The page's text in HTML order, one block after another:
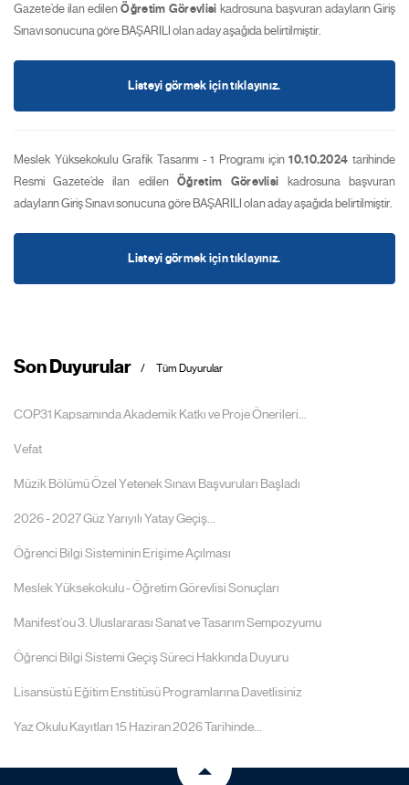
Gazete’de ilan edilen Öğretim Görevlisi kadrosuna başvuran adayların Giriş
Sınavı sonucuna göre BAŞARILI olan aday aşağıda belirtilmiştir.
Listeyi görmek için tıklayınız.
Meslek Yüksekokulu Grafik Tasarımı - 1 Programı için10.10.2024 tarihinde
Resmi Gazete’de ilan edilenÖğretim Görevlisi
kadrosuna başvuran
adayların Giriş Sınavı sonucuna göre BAŞARILI olan aday aşağıda belirtilmiştir.
Listeyi görmek için tıklayınız.
Son Duyurular Tüm Duyurular
COP31 Kapsamında Akademik Katkı ve Proje Önerileri...
Vefat
Müzik Bölümü Özel Yetenek Sınavı Başvuruları Başladı
2026 - 2027 Güz Yarıyılı Yatay Geçiş...
Öğrenci Bilgi Sisteminin Erişime Açılması
Meslek Yüksekokulu - Öğretim Görevlisi Sonuçları
Manifest’ou 3. Uluslararası Sanat ve Tasarım Sempozyumu
Öğrenci Bilgi Sistemi Geçiş Süreci Hakkında Duyuru
Lisansüstü Eğitim Enstitüsü Programlarına Davetlisiniz
Yaz Okulu Kayıtları 15 Haziran 2026 Tarihinde...